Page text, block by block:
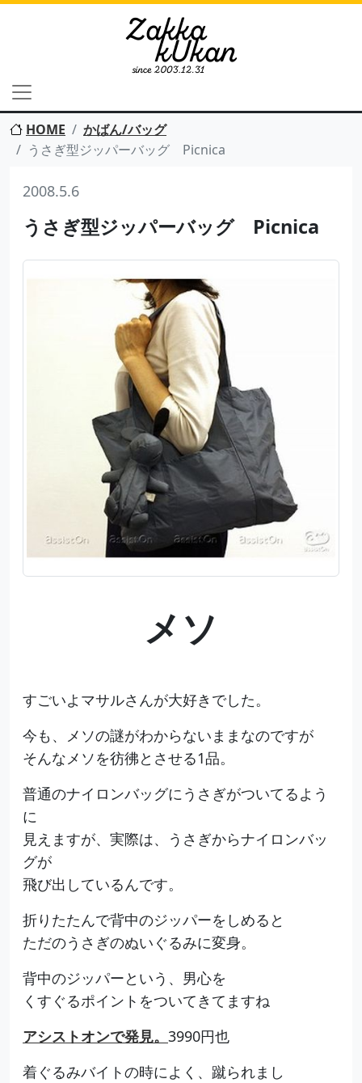
HOME
かばん/バッグ
うさぎ型ジッパーバッグ Picnica
2008.5.6
うさぎ型ジッパーバッグ Picnica
メソ
すごいよマサルさんが大好きでした。
今も、メソの謎がわからないままなのですが
そんなメソを彷彿とさせる1品。
普通のナイロンバッグにうさぎがついてるよう
に
見えますが、実際は、うさぎからナイロンバッ
グが
飛び出しているんです。
折りたたんで背中のジッパーをしめると
ただのうさぎのぬいぐるみに変身。
背中のジッパーという、男心を
くすぐるポイントをついてきてますね
アシストオンで発見。 3990円也
着ぐるみバイトの時によく、蹴られまし